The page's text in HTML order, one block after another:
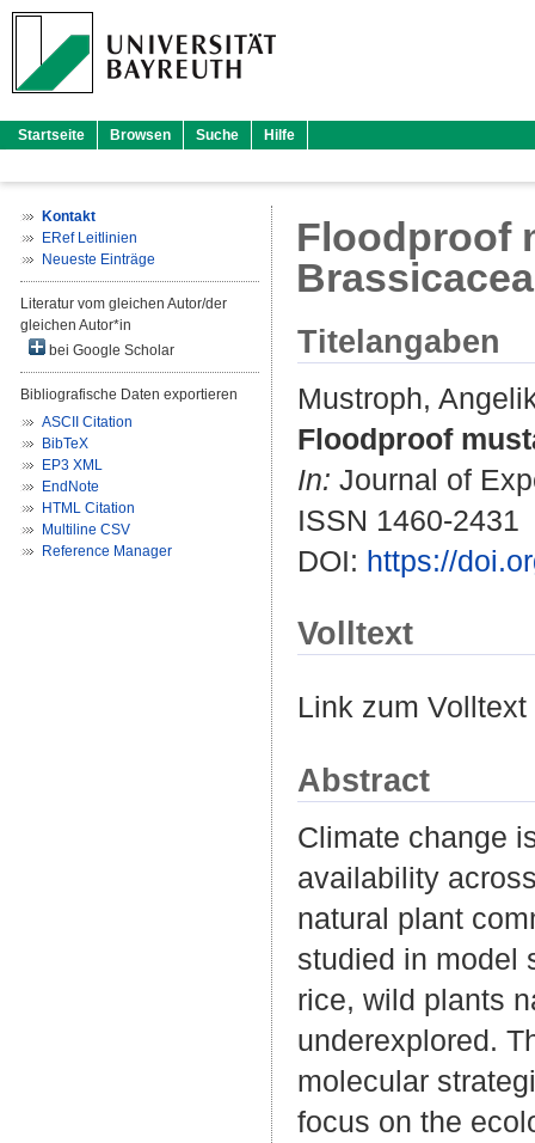
Startseite Browsen Suche Hilfe
Kontakt
ERef Leitlinien
Neueste Einträge
Literatur vom gleichen Autor/der
gleichen Autor*in
bei Google Scholar
Bibliografische Daten exportieren
ASCII Citation
BibTeX
EP3 XML
EndNote
HTML Citation
Multiline CSV
Reference Manager
Floodproof
Titelangaben
Mustroph,
Floodproof
In: Journal of
ISSN 1460-2431
DOI: https://
Volltext
Link zum
Abstract
Climate change
availability
natural plant
studied in model
rice, wild plants
underexplored.
molecular
focus on the